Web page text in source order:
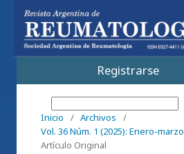
Registrarse
Inicio / Archivos
/
Vol. 36 Núm. 1 (2025): Enero-marzo
Artículo Original